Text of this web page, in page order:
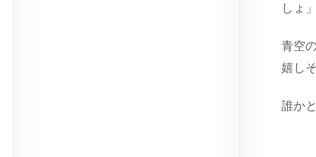
しょ
青空
嬉し
誰か